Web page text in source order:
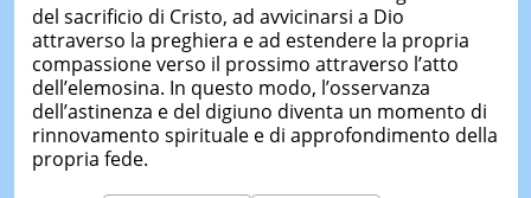
del sacrificio di Cristo, ad avvicinarsi a Dio
attraverso la preghiera e ad estendere la propria
compassione verso il prossimo attraverso l’atto
dell’elemosina. In questo modo, l’osservanza
dell’astinenza e del digiuno diventa un momento di
rinnovamento spirituale e di approfondimento della
propria fede.